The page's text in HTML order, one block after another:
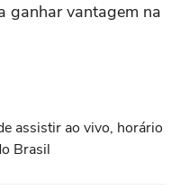
ganhar vantagem na
assistir ao vivo, horário
Brasil